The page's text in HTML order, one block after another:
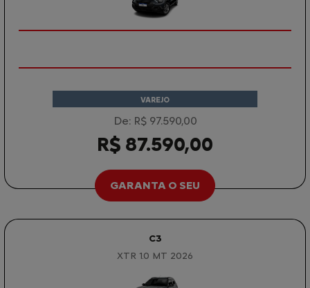
VAREJO
De: R$ 97.590,00
R$ 87.590,00
GARANTA O SEU
C3
XTR 1.0 MT 2026